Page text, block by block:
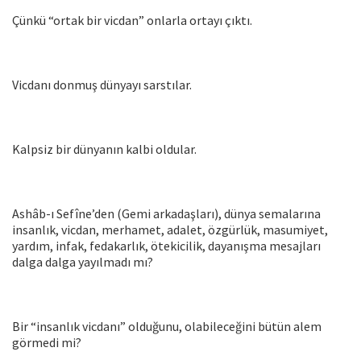
Çünkü “ortak bir vicdan” onlarla ortayı çıktı.
Vicdanı donmuş dünyayı sarstılar.
Kalpsiz bir dünyanın kalbi oldular.
Ashâb-ı Sefîne’den (Gemi arkadaşları), dünya semalarına
insanlık, vicdan, merhamet, adalet, özgürlük, masumiyet,
yardım, infak, fedakarlık, ötekicilik, dayanışma mesajları
dalga dalga yayılmadı mı?
Bir “insanlık vicdanı” olduğunu, olabileceğini bütün alem
görmedi mi?